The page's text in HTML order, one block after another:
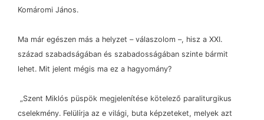
Komáromi János.
Ma már egészen más a helyzet –válaszolom –, hisz a XXI.
század szabadságában és szabadosságában szinte bármit
lehet. Mit jelent mégis ma ez a hagyomány?
„Szent Miklós püspök megjelenítése kötelező paraliturgikus
cselekmény. Felülírja az e világi, buta képzeteket, melyek azt